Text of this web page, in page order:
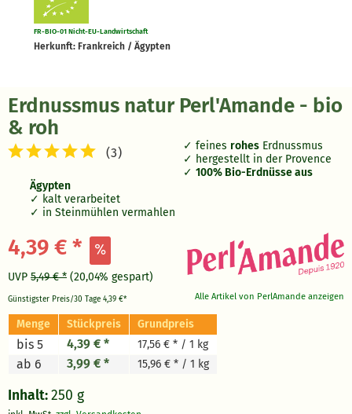
FR-BIO-01 Nicht-EU-Landwirtschaft
Herkunft: Frankreich / Ägypten
Erdnussmus natur Perl'Amande - bio
& roh
(3) feines rohes Erdnussmus
hergestellt in der Provence
100% Bio-Erdnüsse aus
Ägypten
kalt verarbeitet
in Steinmühlen vermahlen
Alle Artikel von PerlAmande anzeigen
4,39 € *
UVP 5,49 € * (20,04% gespart)
Günstigster Preis/30 Tage 4,39 €*
Menge Stückpreis Grundpreis
bis 5 4,39 € * 17,56 € * / 1 kg
ab 6 3,99 € * 15,96 € * / 1 kg
Inhalt:250 g